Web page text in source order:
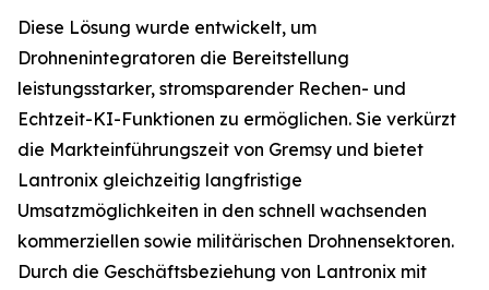
Diese Lösung wurde entwickelt, um
Drohnenintegratoren die Bereitstellung
leistungsstarker, stromsparender Rechen- und
Echtzeit-KI-Funktionen zu ermöglichen. Sie verkürzt
die Markteinführungszeit von Gremsy und bietet
Lantronix gleichzeitig langfristige
Umsatzmöglichkeiten in den schnell wachsenden
kommerziellen sowie militärischen Drohnensektoren.
Durch die Geschäftsbeziehung von Lantronix mit